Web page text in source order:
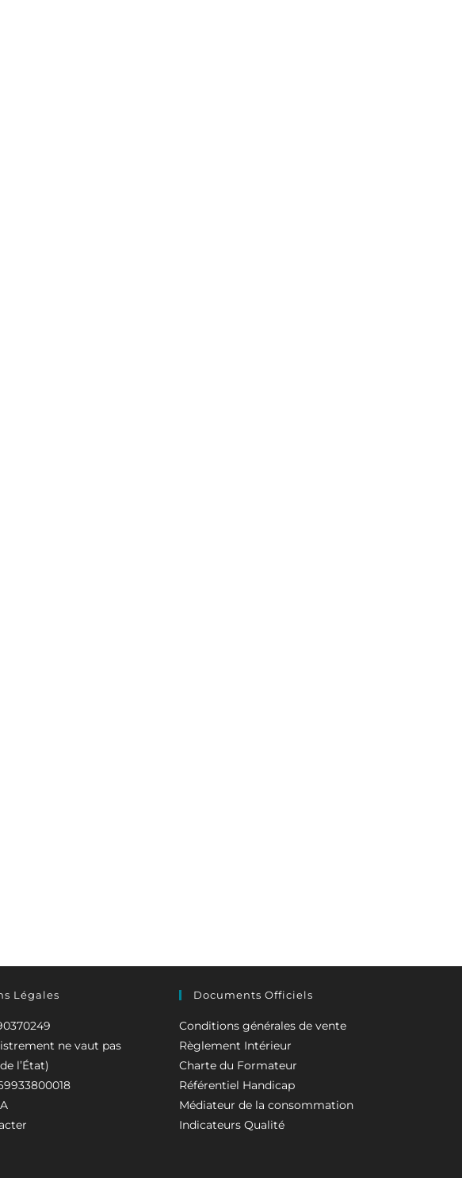
Légales
ne vaut pas
l’État)
Documents Officiels
Conditions générales de vente
Règlement Intérieur
Charte du Formateur
Référentiel Handicap
Médiateur de la consommation
Indicateurs Qualité